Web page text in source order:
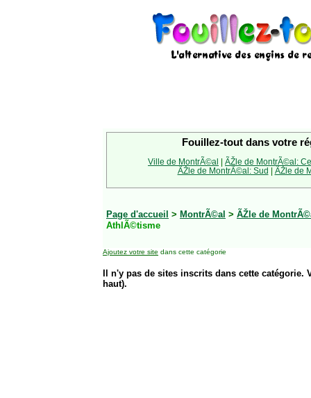
Fouillez-tout dans votre
Ville de MontrÃ©al | ÃŽle de MontrÃ©al:
ÃŽle de MontrÃ©al: Sud | ÃŽle de
Page d'accueil > MontrÃ©al > ÃŽle de
AthlÃ©tisme
Ajoutez votre site dans cette catégorie
Il n'y pas de sites inscrits dans cette
haut).